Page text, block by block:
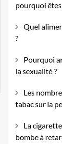
pourquoi
Quel
?
Pourquoi
la sexualité ?
Les
tabac sur la
La
bombe à